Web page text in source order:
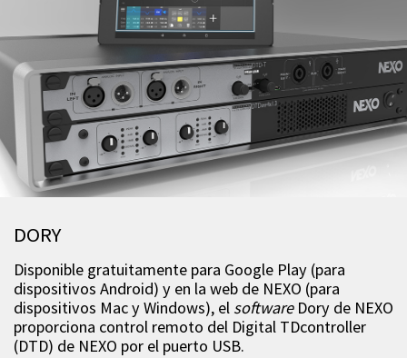
DORY
Disponible gratuitamente para Google Play (para
dispositivos Android) y en la web de NEXO (para
dispositivos Mac y Windows), el softwareDory de NEXO
proporciona control remoto del Digital TDcontroller
(DTD) de NEXO por el puerto USB.